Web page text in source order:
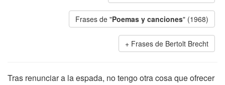
Frases de "Poemas y canciones" (1968)
Frases de Bertolt Brecht
Tras renunciar a la espada, no tengo otra cosa que ofrecer